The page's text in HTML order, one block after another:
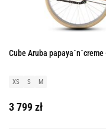
Cube Aruba
XS S M
3 799 zł